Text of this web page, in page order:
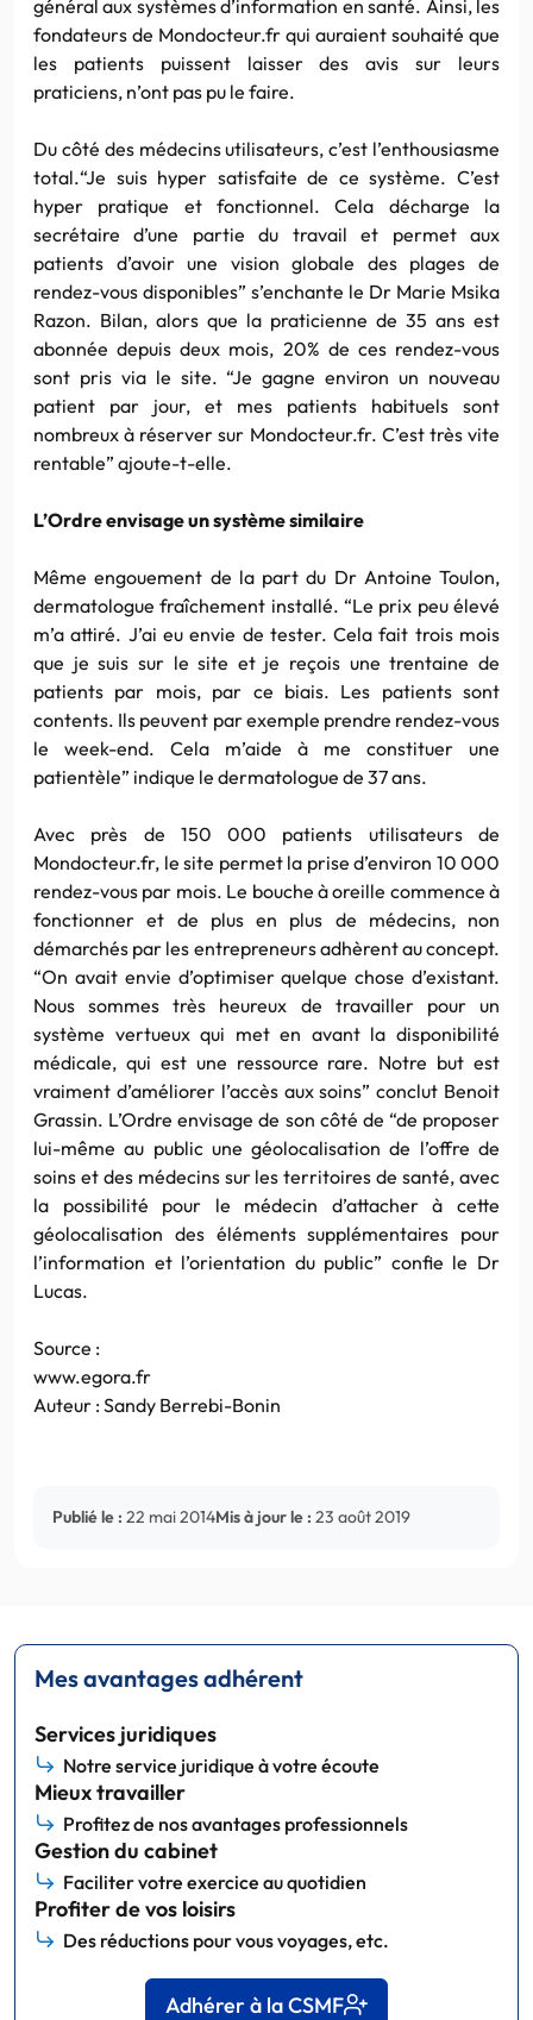
général aux systèmes d’information en santé. Ainsi, les
fondateurs de Mondocteur.fr qui auraient souhaité que
les patients puissent laisser des avis sur leurs
praticiens, n’ont pas pu le faire.
Du côté des médecins utilisateurs, c’est l’enthousiasme
total.“Je suis hyper satisfaite de ce système. C’est
hyper pratique et fonctionnel. Cela décharge la
secrétaire d’une partie du travail et permet aux
patients d’avoir une vision globale des plages de
rendez-vous disponibles” s’enchante le Dr Marie Msika
Razon. Bilan, alors que la praticienne de 35 ans est
abonnée depuis deux mois, 20% de ces rendez-vous
sont pris via le site. “Je gagne environ un nouveau
patient par jour, et mes patients habituels sont
nombreux à réserver sur Mondocteur.fr. C’est très vite
rentable” ajoute-t-elle.
L’Ordre envisage un système similaire
Même engouement de la part du Dr Antoine Toulon,
dermatologue fraîchement installé. “Le prix peu élevé
m’a attiré. J’ai eu envie de tester. Cela fait trois mois
que je suis sur le site et je reçois une trentaine de
patients par mois, par ce biais. Les patients sont
contents. Ils peuvent par exemple prendre rendez-vous
le week-end. Cela m’aide à me constituer une
patientèle” indique le dermatologue de 37 ans.
Avec près de 150 000 patients utilisateurs de
Mondocteur.fr, le site permet la prise d’environ 10 000
rendez-vous par mois. Le bouche à oreille commence à
fonctionner et de plus en plus de médecins, non
démarchés par les entrepreneurs adhèrent au concept.
“On avait envie d’optimiser quelque chose d’existant.
Nous sommes très heureux de travailler pour un
système vertueux qui met en avant la disponibilité
médicale, qui est une ressource rare. Notre but est
vraiment d’améliorer l’accès aux soins” conclut Benoit
Grassin. L’Ordre envisage de son côté de “de proposer
lui-même au public une géolocalisation de l’offre de
soins et des médecins sur les territoires de santé, avec
la possibilité pour le médecin d’attacher à cette
géolocalisation des éléments supplémentaires pour
l’information et l’orientation du public” confie le Dr
Lucas.
Source :
www.egora.fr
Auteur : Sandy Berrebi-Bonin
Publié le : 22 mai 2014Mis à jour le : 23 août 2019
Mes avantages adhérent
Services juridiques
Notre service juridique à votre écoute
Mieux travailler
Profitez de nos avantages professionnels
Gestion du cabinet
Faciliter votre exercice au quotidien
Profiter de vos loisirs
Des réductions pour vous voyages, etc.
Adhérer à la CSMF